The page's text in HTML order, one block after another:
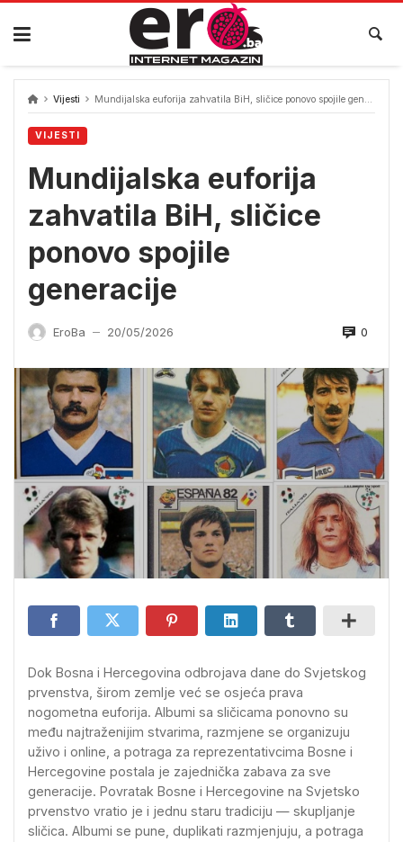
Skip
content
Vijesti Mundijalska euforija zahvatila BiH, sličice ponovo spojile generacije
VIJESTI
Mundijalska euforija
zahvatila BiH, sličice
ponovo spojile
generacije
EroBa — 20/05/2026 0
Dok Bosna i Hercegovina odbrojava dane do Svjetskog
prvenstva, širom zemlje već se osjeća prava
nogometna euforija. Albumi sa sličicama ponovno su
među najtraženijim stvarima, razmjene se organizuju
uživo i online, a potraga za reprezentativcima Bosne i
Hercegovine postala je zajednička zabava za sve
generacije. Povratak Bosne i Hercegovine na Svjetsko
prvenstvo vratio je i jednu staru tradiciju — skupljanje
sličica. Albumi se pune, duplikati razmjenjuju, a potraga